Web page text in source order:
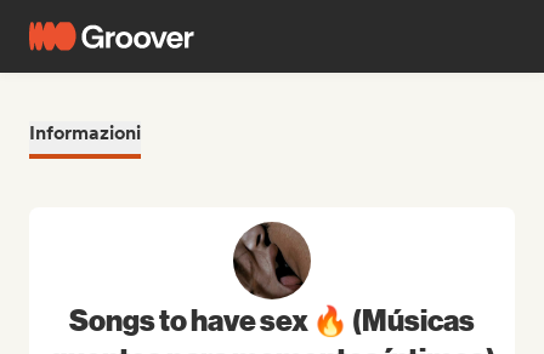
Informazioni
Songs to have sex 🔥 (Músicas